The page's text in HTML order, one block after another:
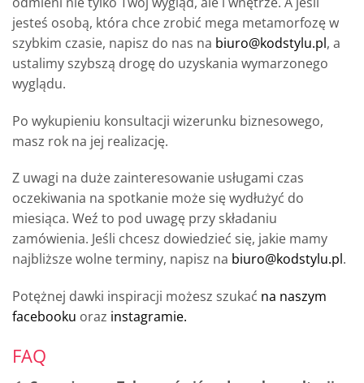
jesteś osobą, która chce zrobić mega metamorfozę w
szybkim czasie, napisz do nas na biuro@kodstylu.pl, a
ustalimy szybszą drogę do uzyskania wymarzonego
wyglądu.
Po wykupieniu konsultacji wizerunku biznesowego,
masz rok na jej realizację.
Z uwagi na duże zainteresowanie usługami czas
oczekiwania na spotkanie może się wydłużyć do
miesiąca. Weź to pod uwagę przy składaniu
zamówienia. Jeśli chcesz dowiedzieć się, jakie mamy
najbliższe wolne terminy, napisz na biuro@kodstylu.pl.
Potężnej dawki inspiracji możesz szukać na naszym
facebooku oraz instagramie.
FAQ